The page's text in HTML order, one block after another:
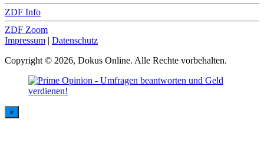
ZDF Info
ZDF Zoom
Impressum | Datenschutz
Copyright © 2026, Dokus Online. Alle Rechte vorbehalten.
×